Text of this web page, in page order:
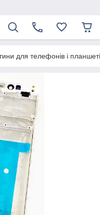
для телефонів і